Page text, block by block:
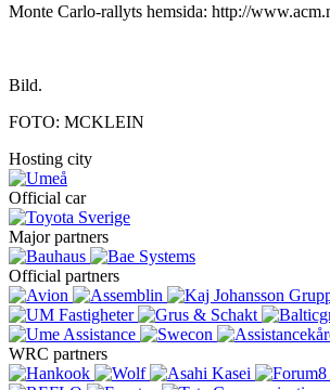
Monte Carlo-rallyts hemsida: http://
Bild.
FOTO: MCKLEIN
Hosting city
Official car
Major partners
Official partners
WRC partners